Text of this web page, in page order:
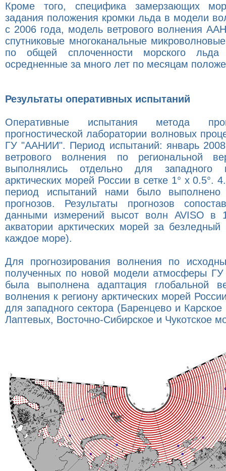
Кроме того, специфика замерзающих
задания положения кромки льда в модели
с 2006 года, модель ветрового волнения
спутниковые многоканальные
по общей сплоченности морского льда
осредненные за много лет по месяцам
Результаты оперативных испытаний
Оперативные испытания метода
прогностической лаборатории волновых
ГУ "ААНИИ". Период испытаний: январь
ветрового волнения по региональной
выполнялись отдельно для западного
арктических морей России в сетке 1° x 0.5°.
период испытаний нами было
прогнозов. Результаты прогнозов
данными измерений высот волн AVISO в
акватории арктических морей за
каждое море).
Для прогнозирования волнения по
полученных по новой модели атмосферы ГУ
была выполнена адаптация глобальной
волнения к региону арктических морей
для западного сектора (Баренцево и
Лаптевых, Восточно-Сибирское и Чукотское